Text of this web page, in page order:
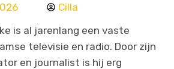
Cilla
is al jarenlang een vaste
televisie en radio. Door zijn
en journalist is hij erg